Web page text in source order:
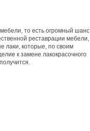
то есть огромный шанс
реставрации мебели,
лаки, которые, по своим
к замене лакокрасочного